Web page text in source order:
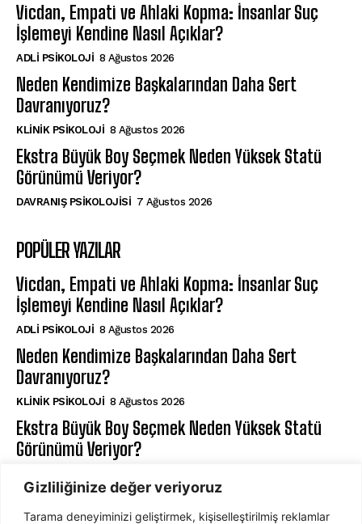
Gizliliğinize değer veriyoruz
Tarama deneyiminizi geliştirmek, kişiselleştirilmiş reklamlar
Vicdan, Empati ve Ahlaki Kopma: İnsanlar Suç
İşlemeyi Kendine Nasıl Açıklar?
ADLI PSIKOLOJI 8 Ağustos 2026
Neden Kendimize Başkalarından Daha Sert
Davranıyoruz?
KLINIK PSIKOLOJI 8 Ağustos 2026
Ekstra Büyük Boy Seçmek Neden Yüksek Statü
Görünümü Veriyor?
DAVRANIŞ PSIKOLOJISI 7 Ağustos 2026
POPÜLER YAZILAR
Vicdan, Empati ve Ahlaki Kopma: İnsanlar Suç
İşlemeyi Kendine Nasıl Açıklar?
ADLI PSIKOLOJI 8 Ağustos 2026
Neden Kendimize Başkalarından Daha Sert
Davranıyoruz?
KLINIK PSIKOLOJI 8 Ağustos 2026
Ekstra Büyük Boy Seçmek Neden Yüksek Statü
Görünümü Veriyor?